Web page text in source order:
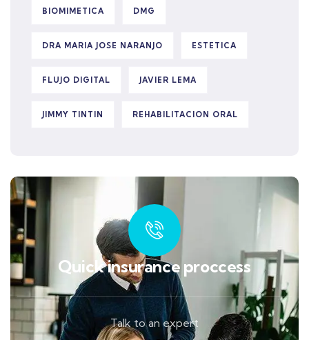
BIOMIMETICA DMG
DRA MARIA JOSE NARANJO ESTETICA
FLUJO DIGITAL JAVIER LEMA
JIMMY TINTIN REHABILITACION ORAL
Quick insurance proccess
Talk to an expert